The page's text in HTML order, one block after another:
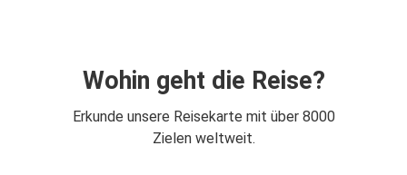
Wohin geht die Reise?
Erkunde unsere Reisekarte mit über 8000
Zielen weltweit.